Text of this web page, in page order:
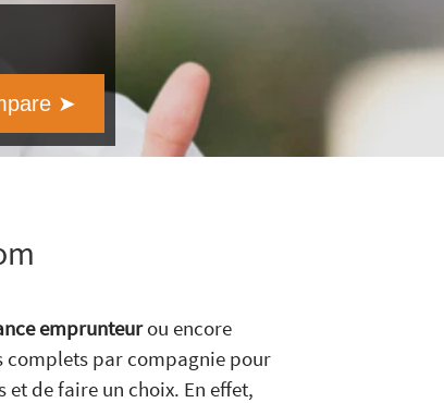
emprunteurou encore
complets par compagnie pour
de faire un choix. En effet,